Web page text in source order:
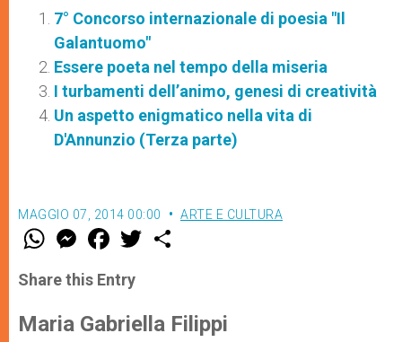
7° Concorso internazionale di poesia "Il
Galantuomo"
Essere poeta nel tempo della miseria
I turbamenti dell’animo, genesi di creatività
Un aspetto enigmatico nella vita di
D'Annunzio (Terza parte)
MAGGIO 07, 2014 00:00 ARTE E CULTURA
W
t
s
p
p
M
e
s
e
g
e
F
a
e
b
o
k
w
r
Share this Entry
Maria Gabriella Filippi